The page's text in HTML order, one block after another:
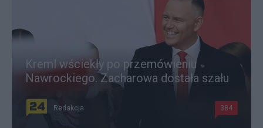
Kreml wściekły po przemówieniu
Nawrockiego. Zacharowa dostała szału
Redakcja 384